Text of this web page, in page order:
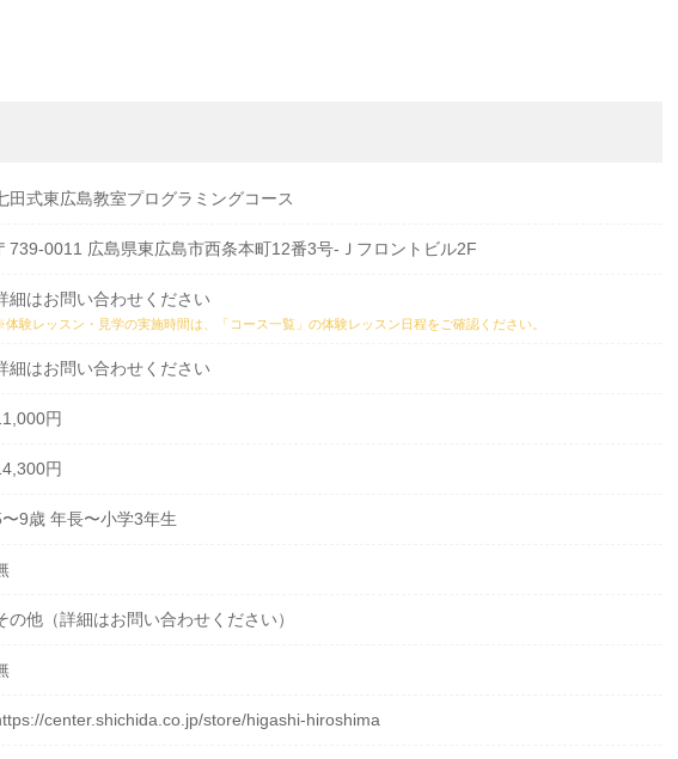
田式東広島教室プログラミングコース
739-0011 広島県東広島市西条本町12番3号‐Ｊフロントビル2F
細はお問い合わせください
験レッスン・見学の実施時間は、 「コース一覧」の体験レッスン日程をご確認ください。
細はお問い合わせください
円
円
〜9歳 年長〜小学3年生
の他（詳細はお問い合わせください）
center.shichida.co.jp/store/higashi-hiroshima